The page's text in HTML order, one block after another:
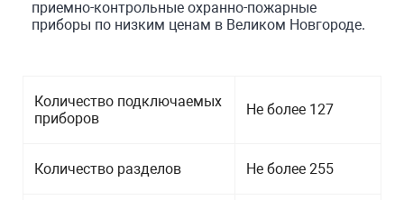
приемно-контрольные охранно-пожарные
приборы по низким ценам в Великом Новгороде.
Количество подключаемых
приборов
Не более 127
Количество разделов Не более 255